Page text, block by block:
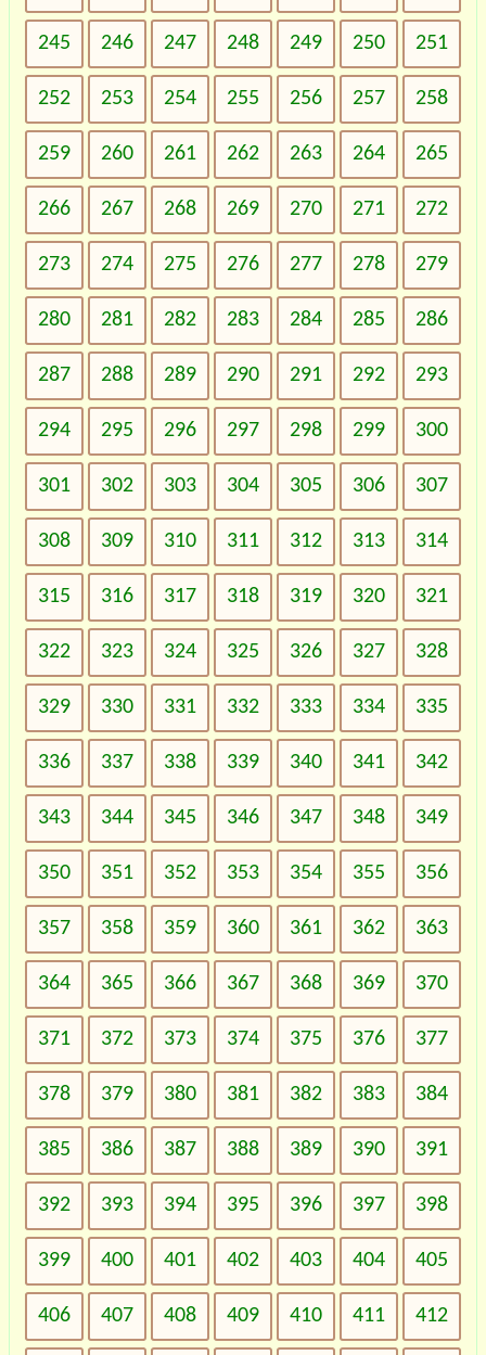
245 246 247 248 249 250 251
252 253 254 255 256 257 258
259 260 261 262 263 264 265
266 267 268 269 270 271 272
273 274 275 276 277 278 279
280 281 282 283 284 285 286
287 288 289 290 291 292 293
294 295 296 297 298 299 300
301 302 303 304 305 306 307
308 309 310 311 312 313 314
315 316 317 318 319 320 321
322 323 324 325 326 327 328
329 330 331 332 333 334 335
336 337 338 339 340 341 342
343 344 345 346 347 348 349
350 351 352 353 354 355 356
357 358 359 360 361 362 363
364 365 366 367 368 369 370
371 372 373 374 375 376 377
378 379 380 381 382 383 384
385 386 387 388 389 390 391
392 393 394 395 396 397 398
399 400 401 402 403 404 405
406 407 408 409 410 411 412